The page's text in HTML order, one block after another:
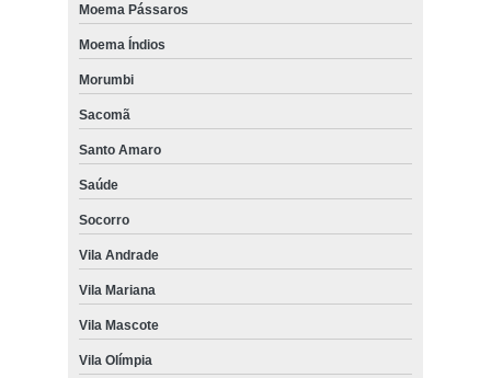
Moema Pássaros
Moema Índios
Morumbi
Sacomã
Santo Amaro
Saúde
Socorro
Vila Andrade
Vila Mariana
Vila Mascote
Vila Olímpia